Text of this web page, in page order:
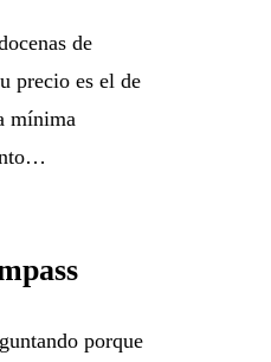
de
precio es el de
mínima
porque